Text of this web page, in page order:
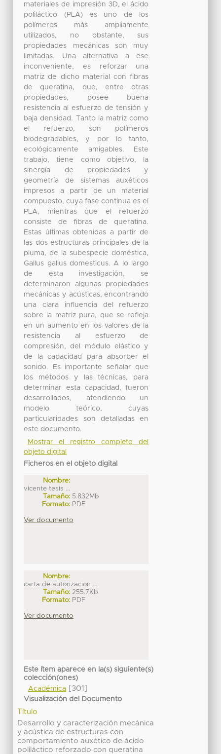
materiales de impresión 3D, el ácido
poliláctico (PLA) es uno de los
polímeros más ampliamente
utilizados, no obstante, sus
propiedades mecánicas son muy
limitadas. Una alternativa a ese
inconveniente, es reforzar una
matriz de dicho material con fibras
de queratina, que, entre otras
propiedades, posee buena
resistencia al esfuerzo de tensión y
baja densidad. Tanto la matriz como
el refuerzo, son polímeros
biodegradables, y por lo tanto,
ecológicamente amigables. Este
trabajo, tiene como objetivo, la
sinergía de propiedades y
geometría de sistemas auxéticos
impresos a partir de un material
compuesto, cuya fase continua es el
PLA, mientras que el refuerzo
consiste de fibras de queratina.
Estas últimas obtenidas a partir de
las dos estructuras principales de la
pluma, de la subespecie doméstica,
Gallus gallus domesticus. A lo largo
de esta investigación, se
determinaron algunas propiedades
mecánicas y acústicas, encontrando
una clara influencia del refuerzo
sobre la matriz pura, que se refleja
en un aumento en los valores de la
resistencia al esfuerzo de
compresión, del módulo elástico y
de la capacidad para absorber el
sonido. Es importante señalar que
los métodos y las técnicas, para
determinar esta capacidad, fueron
desarrollados, atendiendo un
modelo teórico, cuyas
particularidades son detalladas en
este documento.
Mostrar el registro completo del
objeto digital
Ficheros en el objeto digital
Nombre:
vicente tesis ...
Tamaño: 5.832Mb
Formato: PDF
Ver documento
Nombre:
carta de autorizacion ...
Tamaño: 255.7Kb
Formato: PDF
Ver documento
Este ítem aparece en la(s) siguiente(s)
colección(ones)
Académica[301]
Visualización del Documento
Título
Desarrollo y caracterización mecánica
y acústica de estructuras con
comportamiento auxético de ácido
poliláctico reforzado con queratina